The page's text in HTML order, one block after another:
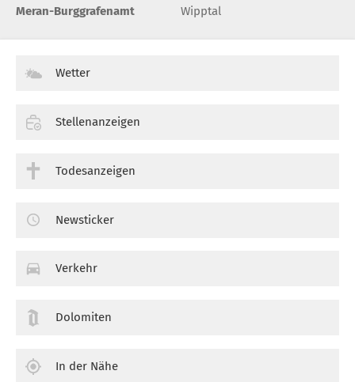
Meran-Burggrafenamt
Wipptal
Wetter
Stellenanzeigen
Todesanzeigen
Newsticker
Verkehr
Dolomiten
In der Nähe